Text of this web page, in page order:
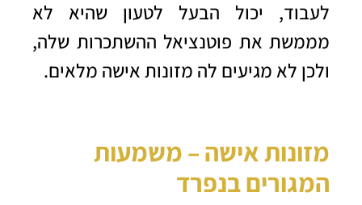
לעבוד, יכול הבעל לטעון שהיא לא
מממשת את פוטנציאל ההשתכרות שלה,
ולכן לא מגיעים לה מזונות אישה מלאים.
מזונות אישה – משמעות
המגורים בנפרד